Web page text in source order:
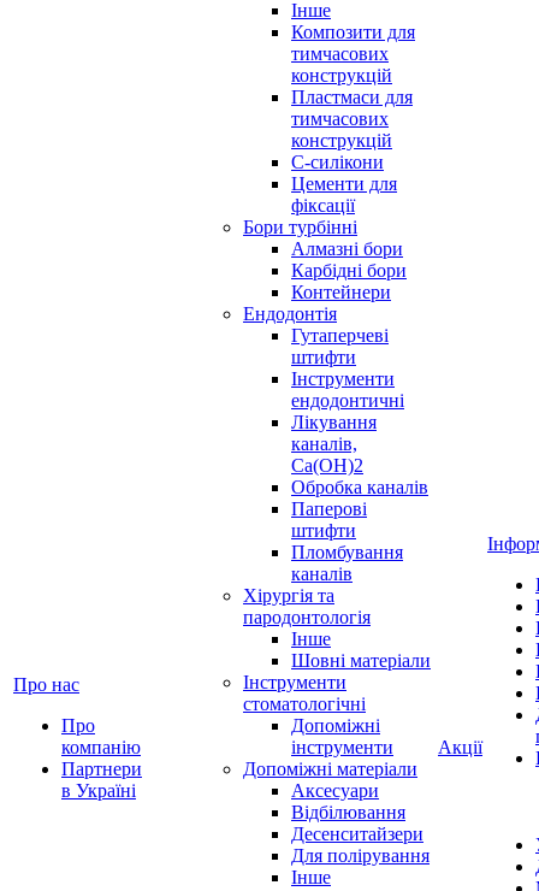
Про нас
Про
компанію
Партнери
в Україні
Інше
Композити для
тимчасових
конструкцій
Пластмаси для
тимчасових
конструкцій
С-силікони
Цементи для
фіксації
Бори турбінні
Алмазні бори
Карбідні бори
Контейнери
Ендодонтія
Гутаперчеві
штифти
Інструменти
ендодонтичні
Лікування
каналів,
Ca(OH)2
Обробка каналів
Паперові
штифти
Пломбування
каналів
Хірургія та
пародонтологія
Інше
Шовні матеріали
Інструменти
стоматологічні
Допоміжні
інструменти
Допоміжні матеріали
Аксесуари
Відбілювання
Десенситайзери
Для полірування
Інше
Акції